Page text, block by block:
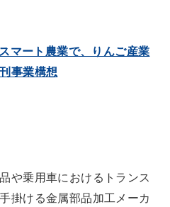
マート農業で、りんご産業
事業構想
や乗用車におけるトランス
掛ける金属部品加工メーカ